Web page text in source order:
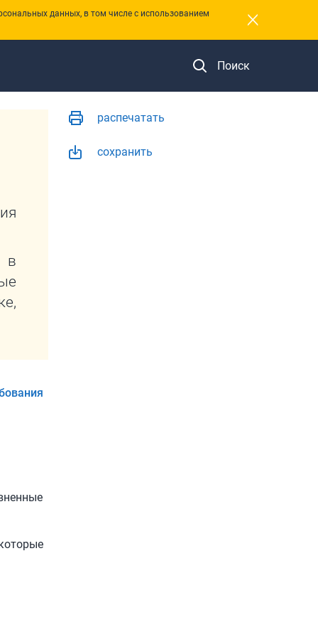
данных, в том числе с использованием
×
Поиск
в
распечатать
сохранить